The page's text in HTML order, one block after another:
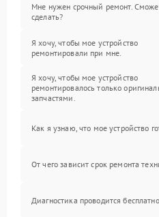
Мне нужен срочный ремонт.
сделать?
Я хочу, чтобы мое устройство
ремонтировали при мне.
Я хочу, чтобы мое устройство
ремонтировалось только
запчастями.
Как я узнаю, что мое устройство
От чего зависит срок ремонта
Диагностика проводится